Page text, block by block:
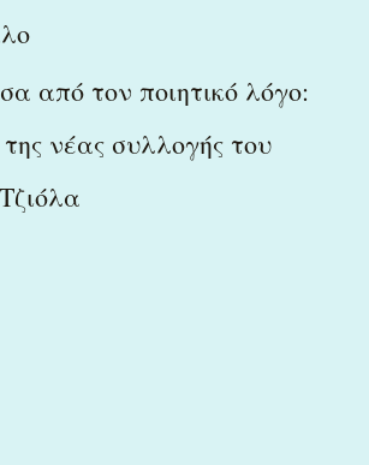
από τον ποιητικό λόγο:
νέας συλλογής του